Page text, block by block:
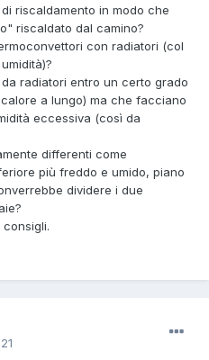
riscaldamento in modo che
riscaldato dal camino?
con radiatori (col
radiatori entro un certo grado
a lungo) ma che facciano
eccessiva (così da
differenti come
più freddo e umido, piano
dividere i due